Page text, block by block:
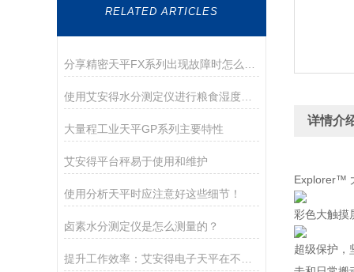
RELATED ARTICLES
大量程工业天平GP系列主要特性
艾安得平台秤易于使用和维护
使用分析天平时应注意好这些细节！
卤素水分测定仪是怎么测量的？
详情介
Explorer™
彩色大触摸
超级保护，